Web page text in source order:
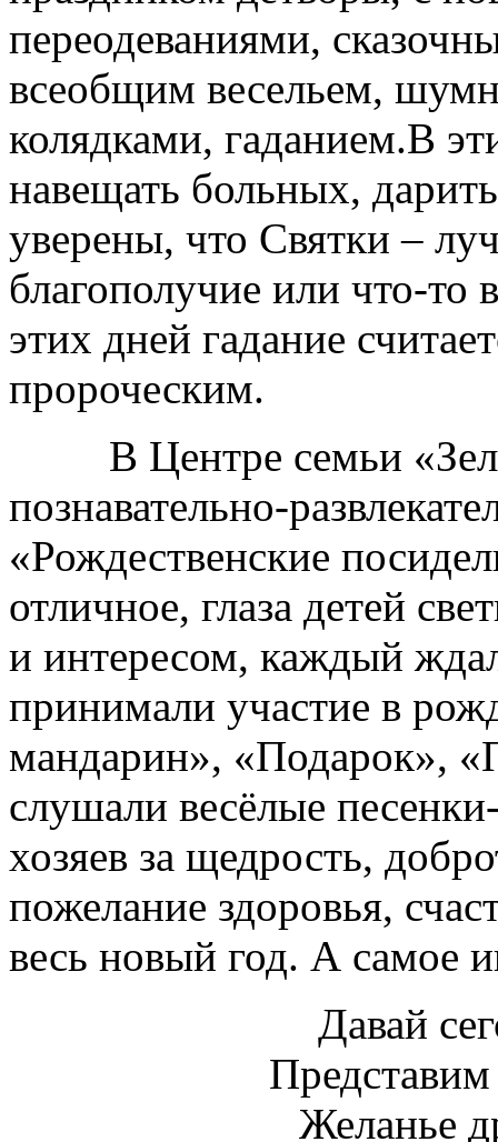
переодеваниями,
всеобщим весельем,
колядками, гаданием.В
навещать больных,
уверены, что Святки –
благополучие или что-
этих дней гадание
пророческим.
В Центре семьи
познавательно-
«Рождественские
отличное, глаза детей
и интересом, каждый
принимали участие в
мандарин», «Подарок»,
слушали весёлые
хозяев за щедрость,
пожелание здоровья,
весь новый год. А самое
Давай
Представим
Желанье